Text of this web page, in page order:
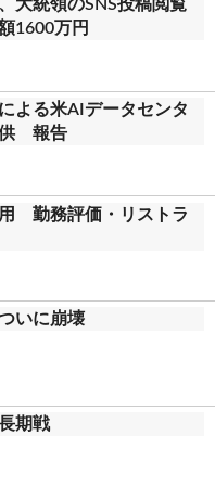
大統領のSNS投稿閲覧
1600万円
よる米AIデータセンタ
供 報告
勤務評価・リストラ
いに崩壊
期戦